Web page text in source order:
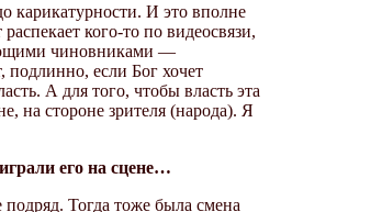
карикатурности. И это вполне
кого-то по видеосвязи,
чиновниками —
подлинно, если Бог хочет
А для того, чтобы власть эта
на стороне зрителя (народа). Я
его на сцене…
Тогда тоже была смена